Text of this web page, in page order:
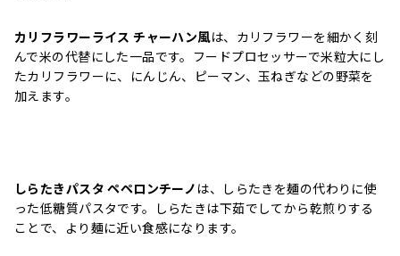
カリフラワーライス チャーハン風は、カリフラワーを細かく刻
んで米の代替にした一品です。フードプロセッサーで米粒大にし
たカリフラワーに、にんじん、ピーマン、玉ねぎなどの野菜を
加えます。
しらたきパスタ ペペロンチーノ は、しらたきを麺の代わりに使
った低糖質パスタです。しらたきは下茹でしてから乾煎りする
ことで、より麺に近い食感になります。